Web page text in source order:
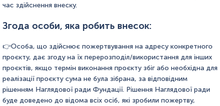
час здійснення внеску.
Згода особи, яка робить внесок:
Особа, що здійснює пожертвування на адресу конкретного
проєкту, дає згоду на їх перерозподіл/використання для інших
проєктів, якщо термін виконання проєкту збіг або необхідна для
реалізації проєкту сума не була зібрана, за відповідним
рішенням Наглядової ради Фундації. Рішення Наглядової ради
буде доведено до відома всіх осіб, які зробили пожертву,